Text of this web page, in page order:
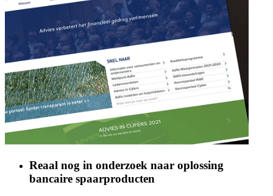
Reaal nog in onderzoek naar oplossing
bancaire spaarproducten